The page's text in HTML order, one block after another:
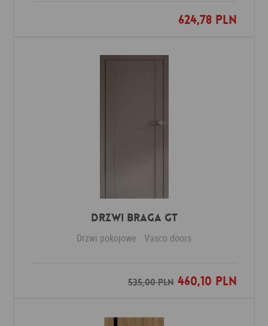
624,78 PLN
Dodaj do ulubionych
Drzwi Braga GT
Drzwi pokojowe Vasco doors
535,00 PLN460,10 PLN
Dodaj do ulubionych